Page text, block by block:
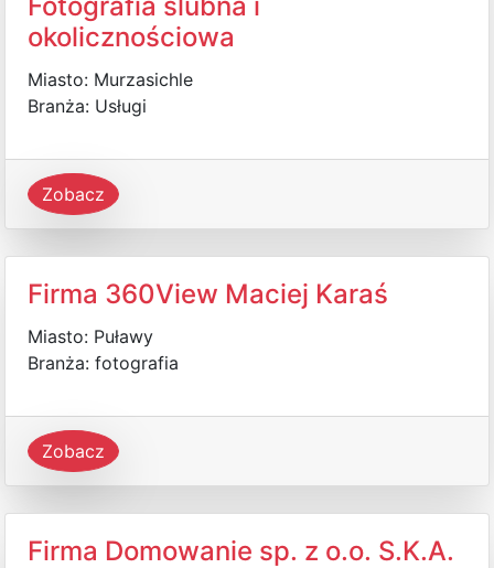
okolicznościowa
Miasto: Murzasichle
Branża: Usługi
Zobacz
Firma 360View Maciej Karaś
Miasto: Puławy
Branża: fotografia
Zobacz
Firma Domowanie sp. z o.o. S.K.A.